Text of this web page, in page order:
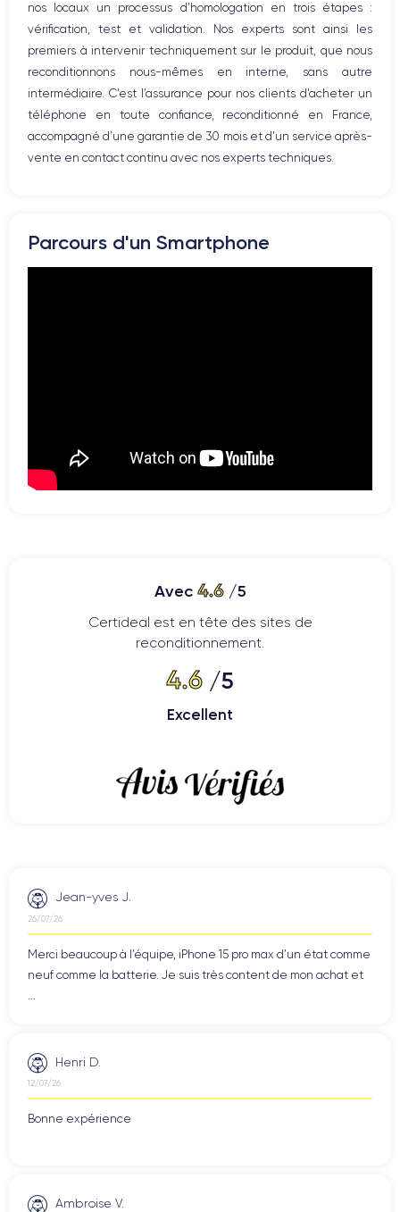
Résolution vidéo
4K - 3840x2160px
Recharge rapide
Oui, minimum 18W
Batterie Dual SIM
Réseau mobile
LTE/4G Oui, tous opérateurs
nos locaux un processus d’homologation en trois étapes :
vérification, test et validation. Nos experts sont ainsi les
premiers à intervenir techniquement sur le produit, que nous
reconditionnons nous-mêmes en interne, sans autre
intermédiaire. C’est l’assurance pour nos clients d’acheter un
téléphone en toute confiance, reconditionné en France,
accompagné d’une garantie de 30 mois et d’un service après-
vente en contact continu avec nos experts techniques.
Parcours d'un Smartphone
Avec 4.6/5
Certideal est en tête des sites de
reconditionnement.
4.6 /5
Excellent
Jean-yves J.
26/07/26
Merci beaucoup à l’équipe, iPhone 15 pro max d’un état comme
neuf comme la batterie. Je suis très content de mon achat et
Henri D.
12/07/26
Bonne expérience
Ambroise V.